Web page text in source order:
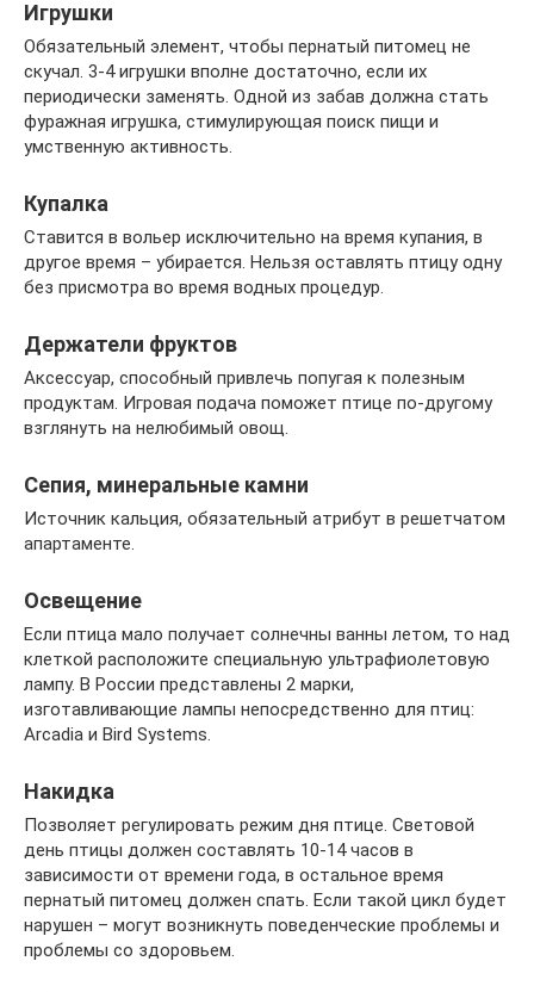
Игрушки
Обязательный элемент, чтобы пернатый питомец не
скучал. 3-4 игрушки вполне достаточно, если их
периодически заменять. Одной из забав должна стать
фуражная игрушка, стимулирующая поиск пищи и
умственную активность.
Купалка
Ставится в вольер исключительно на время купания, в
другое время – убирается. Нельзя оставлять птицу одну
без присмотра во время водных процедур.
Держатели фруктов
Аксессуар, способный привлечь попугая к полезным
продуктам. Игровая подача поможет птице по-другому
взглянуть на нелюбимый овощ.
Сепия, минеральные камни
Источник кальция, обязательный атрибут в решетчатом
апартаменте.
Освещение
Если птица мало получает солнечны ванны летом, то над
клеткой расположите специальную ультрафиолетовую
лампу. В России представлены 2 марки,
изготавливающие лампы непосредственно для птиц:
Arcadia и Bird Systems.
Накидка
Позволяет регулировать режим дня птице. Световой
день птицы должен составлять 10-14 часов в
зависимости от времени года, в остальное время
пернатый питомец должен спать. Если такой цикл будет
нарушен – могут возникнуть поведенческие проблемы и
проблемы со здоровьем.